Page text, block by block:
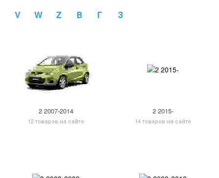
V
W Z В Г З
2 2007-2014
12 товаров на сайте
2 2015-
14 товаров на сайте